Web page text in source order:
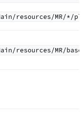
resources/MR/*/
resources/MR/